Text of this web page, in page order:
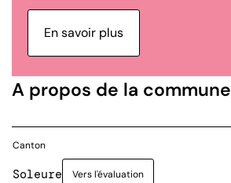
En savoir plus
A propos de la commune
Canton
Soleure Vers l'évaluation